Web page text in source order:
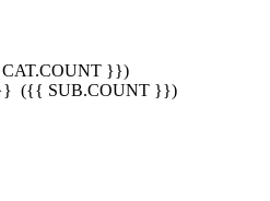
}})
({{ SUB.COUNT }})